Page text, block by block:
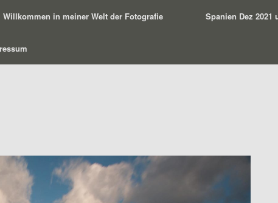
Willkommen in meiner Welt der Fotografie Spanien Dez 2021